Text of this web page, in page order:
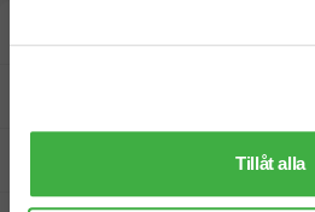
Tillåt alla